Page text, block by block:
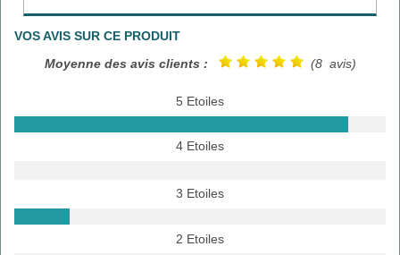
VOS AVIS SUR CE PRODUIT
Moyenne des avis clients :
(8 avis)
5 Etoiles
4 Etoiles
3 Etoiles
2 Etoiles